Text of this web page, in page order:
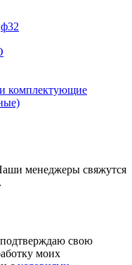
комплектующие
менеджеры свяжутся
свою
моих